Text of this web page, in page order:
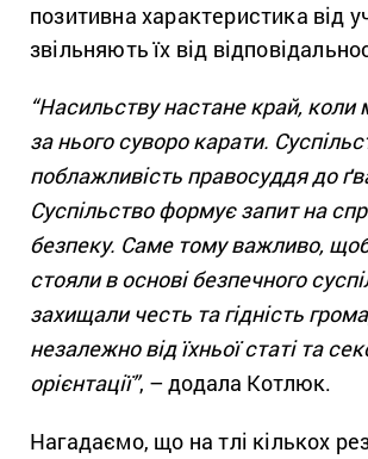
позитивна характеристика від
звільняють їх від
“Насильству настане край,
за нього суворо карати.
поблажливість правосуддя до
Суспільство формує запит на
безпеку. Саме тому важливо,
стояли в основі безпечного
захищали честь та гідність
незалежно від їхньої статі та
орієнтації”, – додала Котлюк.
Нагадаємо, що на тлі кількох